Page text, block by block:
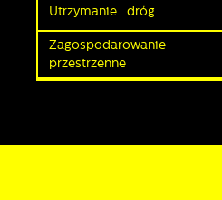
Utrzymanie dróg
Zagospodarowanie
przestrzenne